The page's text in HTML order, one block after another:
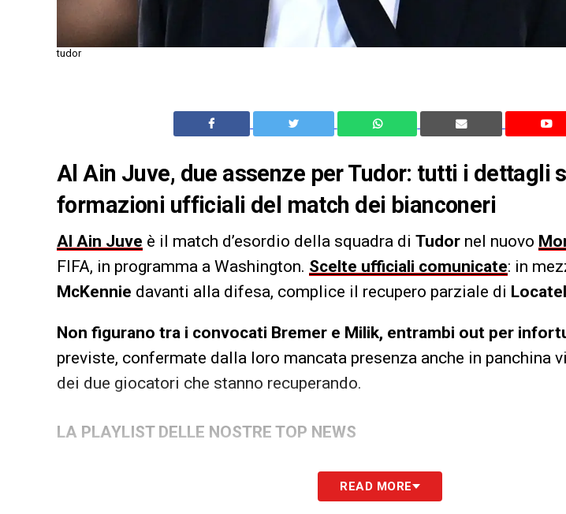
tudor
Al Ain Juve, due assenze per Tudor: tutti i dettagli
formazioni ufficiali del match dei bianconeri
Al Ain Juve è il match d’esordio della squadra di Tudor nel nuovo
FIFA, in programma a Washington. Scelte ufficiali comunicate: in
McKennie davanti alla difesa, complice il recupero parziale di
Non figurano tra i convocati Bremer e Milik, entrambi out per
previste, confermate dalla loro mancata presenza anche in panchina
dei due giocatori che stanno recuperando.
LA PLAYLIST DELLE NOSTRE TOP NEWS
READ MORE